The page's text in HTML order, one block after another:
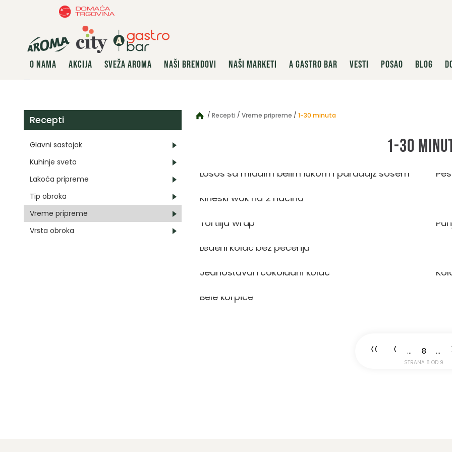
O NAMA AKCIJA SVEŽA AROMA NAŠI BRENDOVI NAŠI MARKETI A GASTRO BAR VESTI POSAO BLOG
Recepti
Glavni sastojak
Kuhinje sveta
Lakoća pripreme
Tip obroka
Vreme pripreme
Vrsta obroka
Recepti Vreme pripreme 1-30 minuta
1-30
Losos sa mladim belim lukom i paradajz sosem
Kineski wok na 2 načina
Tortilja wrap
Ledeni kolač bez pečenja
Jednostavan čokoladni kolač
Bele korpice
STRANA 8 OD 9
<< < ... 8 ...